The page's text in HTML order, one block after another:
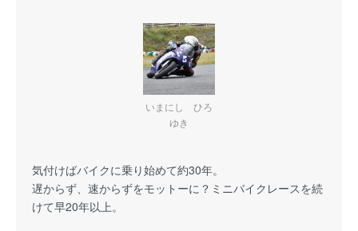
いまにし ひろ
ゆき
気付けばバイクに乗り始めて約30年。
遅からず、速からずをモットーに？ミニバイクレースを続
けて早20年以上。